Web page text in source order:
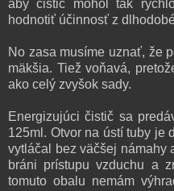
aby čistič mohol tak
hodnotiť účinnosť z
No zasa musíme uznať, že
mäkšia. Tiež voňavá,
ako celý zvyšok sady.
Energizujúci čistič sa
125ml. Otvor na ústí tuby je
vytláčal bez väčšej námahy
bráni prístupu vzduchu a
tomuto obalu nemám